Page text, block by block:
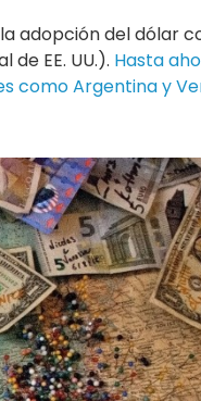
adopción del dólar
EE. UU.). Hasta
como Argentina y